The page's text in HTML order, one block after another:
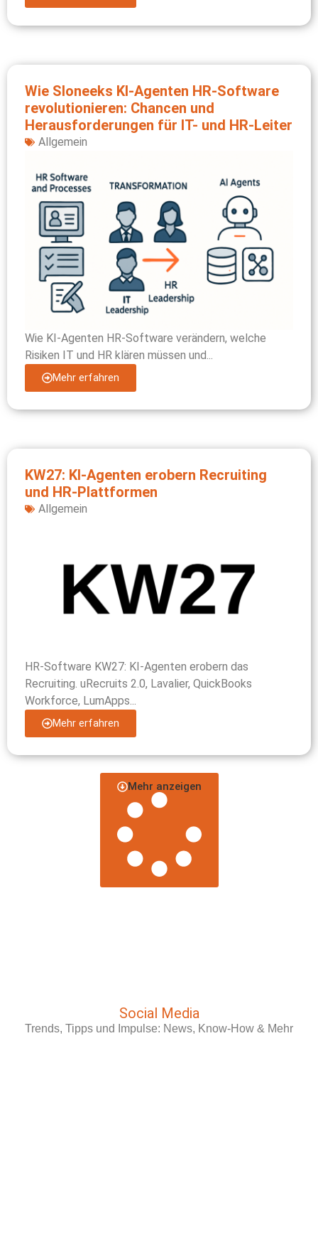
Wie Sloneeks KI-Agenten HR-Software
revolutionieren: Chancen und
Herausforderungen für IT- und HR-Leiter
Allgemein
Wie KI-Agenten HR-Software verändern, welche
Risiken IT und HR klären müssen und...
Mehr erfahren
KW27: KI-Agenten erobern Recruiting
und HR-Plattformen
Allgemein
HR-Software KW27: KI-Agenten erobern das
Recruiting. uRecruits 2.0, Lavalier, QuickBooks
Workforce, LumApps...
Mehr erfahren
Mehr anzeigen
Social Media
Trends, Tipps und Impulse: News, Know-How & Mehr